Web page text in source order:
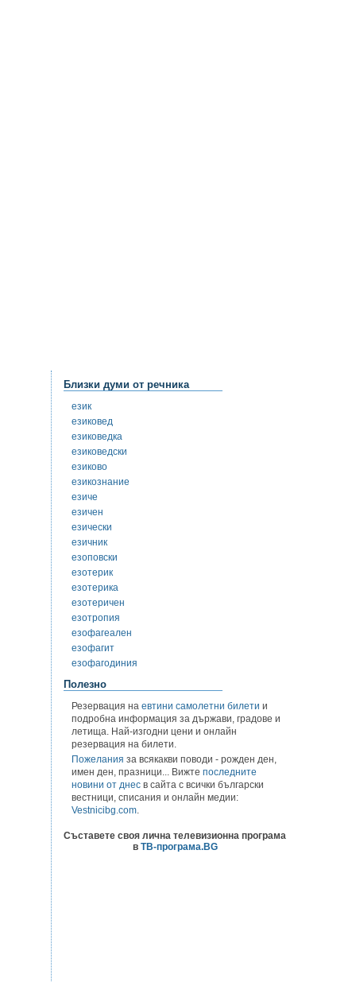
Близки думи от речника
език
езиковед
езиковедка
езиковедски
езиково
езикознание
езиче
езичен
езически
езичник
езоповски
езотерик
езотерика
езотеричен
езотропия
езофагеален
езофагит
езофагодиния
Полезно
Резервация на евтини самолетни билети и
подробна информация за държави, градове и
летища. Най-изгодни цени и онлайн
резервация на билети.
Пожелания за всякакви поводи - рожден ден,
имен ден, празници... Вижте последните
новини от днес в сайта с всички български
вестници, списания и онлайн медии:
Vestnicibg.com.
Съставете своя лична телевизионна програма
в ТВ-програма.BG